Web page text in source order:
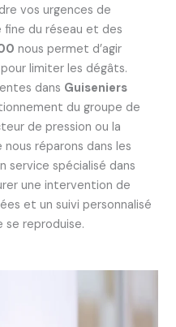
vos urgences de
fine du réseau et des
nous permet d’agir
limiter les dégâts.
dans Guiseniers
du groupe de
de pression ou la
réparons dans les
service spécialisé dans
une intervention de
et un suivi personnalisé
reproduise.